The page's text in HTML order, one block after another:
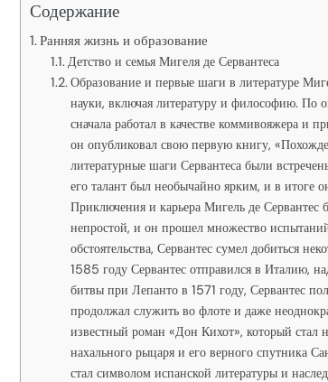
Содержание
Ранняя жизнь и образование
Детство и семья Мигеля де Сервантеса
Образование и первые шаги в литературе
науки, включая литературу и философию. По
сначала работал в качестве коммивояжера и
он опубликовал свою первую книгу,
литературные шаги Сервантеса были
его талант был необычайно ярким, и в итоге
Приключения и карьера Мигель де
непростой, и он прошел множество
обстоятельства, Сервантес сумел добиться
1585 году Сервантес отправился в Италию,
битвы при Лепанто в 1571 году, Сервантес
продолжал служить во флоте и даже
известный роман «Дон Кихот», который стал
нахального рыцаря и его верного спутника
стал символом испанской литературы и